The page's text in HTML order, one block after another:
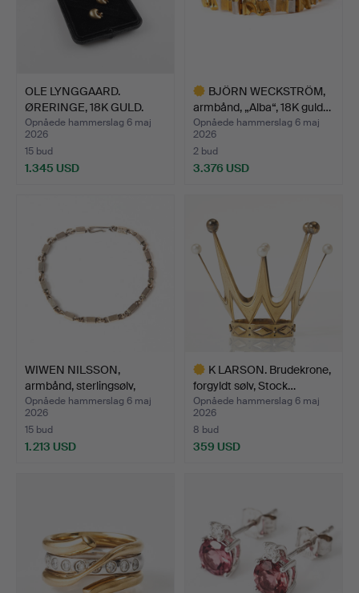
OLE LYNGGAARD.
ØRERINGE, 18K GULD.
Opnåede hammerslag 6 maj
2026
15 bud
1.345 USD
BJÖRN WECKSTRÖM,
armbånd, „Alba“, 18K guld…
Opnåede hammerslag 6 maj
2026
2 bud
3.376 USD
WIWEN NILSSON,
armbånd, sterlingsølv,
Lund…
Opnåede hammerslag 6 maj
2026
15 bud
1.213 USD
K LARSON. Brudekrone,
forgyldt sølv, Stock…
Opnåede hammerslag 6 maj
2026
8 bud
359 USD